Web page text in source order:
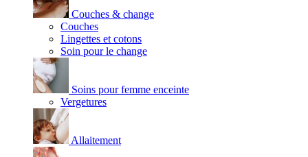
Couches & change
Couches
Lingettes et cotons
Soin pour le change
Soins pour femme enceinte
Vergetures
Allaitement